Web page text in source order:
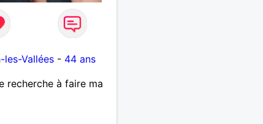
les-Vallées - 44 ans
recherche à faire ma